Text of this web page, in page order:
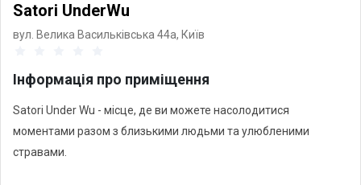
Satori UnderWu
вул. Велика Васильківська 44а, Київ
Інформація про приміщення
Satori Under Wu - місце, де ви можете насолодитися
моментами разом з близькими людьми та улюбленими
стравами.